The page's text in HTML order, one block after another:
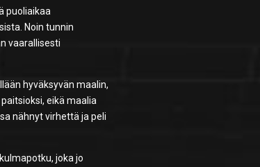
puoliaikaa
Noin tunnin
vaarallisesti
hyväksyvän maalin,
eikä maalia
nähnyt virhettä ja peli
joka jo